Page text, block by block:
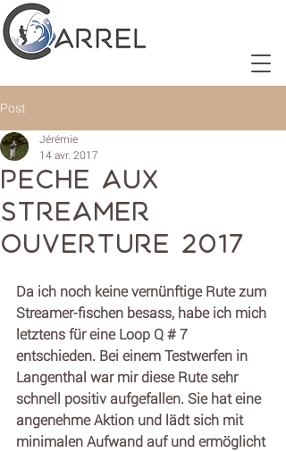
Post
Peche aux
streamer
Ouverture 2017
Jérémie
14 avr. 2017
Da ich noch keine vernünftige Rute zum
Streamer-fischen besass, habe ich mich
letztens für eine Loop Q # 7
entschieden. Bei einem Testwerfen in
Langenthal war mir diese Rute sehr
schnell positiv aufgefallen. Sie hat eine
angenehme Aktion und lädt sich mit
minimalen Aufwand auf und ermöglicht